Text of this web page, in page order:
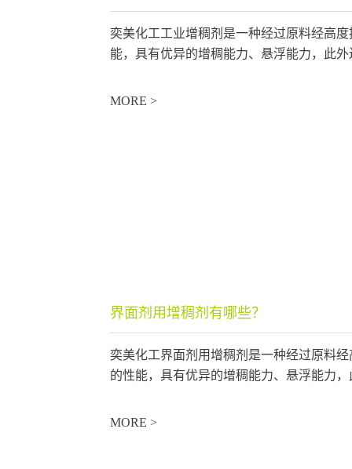
奕美化工工业增稠剂是一种经过原料经高
能，具有优异的增稠能力、悬浮能力，此
MORE >
界面剂用增稠剂有哪些？
奕美化工界面剂用增稠剂是一种经过原料
的性能，具有优异的增稠能力、悬浮能力
MORE >